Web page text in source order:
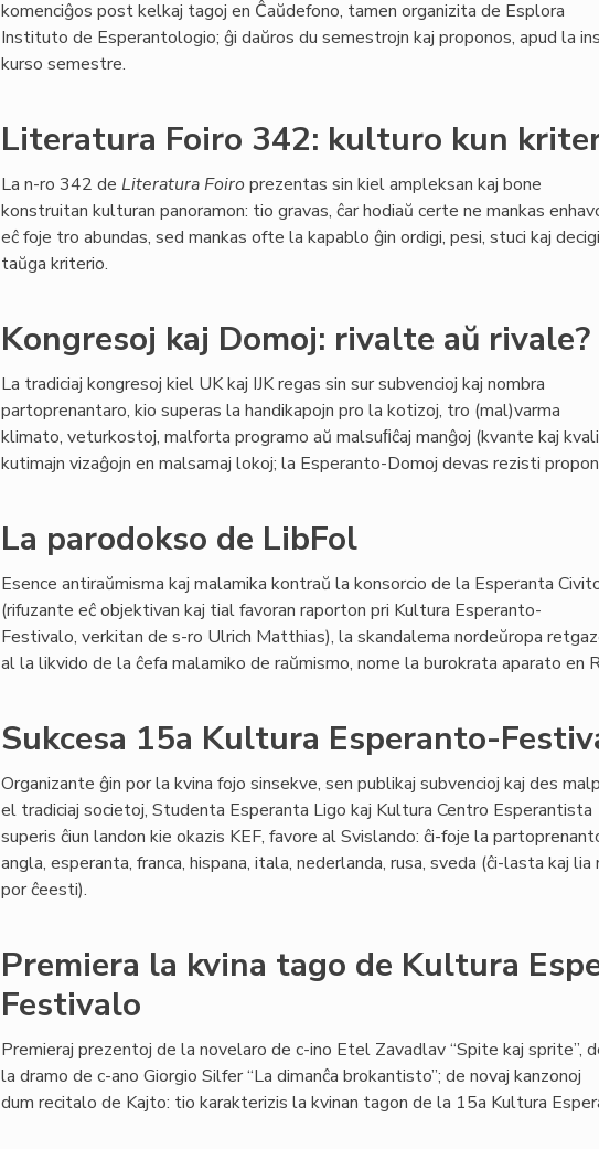
komenciĝos post kelkaj tagoj en Ĉaŭdefono, tamen organizita de Esplora
Instituto de Esperantologio; ĝi daŭros du semestrojn kaj proponos, apud la
kurso semestre.
Literatura Foiro 342: kulturo kun
La n-ro 342 de Literatura Foiroprezentas sin kiel ampleksan kaj bone
konstruitan kulturan panoramon: tio gravas, ĉar hodiaŭ certe ne mankas
eĉ foje tro abundas, sed mankas ofte la kapablo ĝin ordigi, pesi, stuci kaj
taŭga kriterio.
Kongresoj kaj Domoj: rivalte aŭ rivale?
La tradiciaj kongresoj kiel UK kaj IJK regas sin sur subvencioj kaj nombra
partoprenantaro, kio superas la handikapojn pro la kotizoj, tro (mal)varma
klimato, veturkostoj, malforta programo aŭ malsuﬁĉaj manĝoj (kvante kaj
kutimajn vizaĝojn en malsamaj lokoj; la Esperanto-Domoj devas rezisti
La parodokso de LibFol
Esence antiraŭmisma kaj malamika kontraŭ la konsorcio de la Esperanta
(rifuzante eĉ objektivan kaj tial favoran raporton pri Kultura Esperanto-
Festivalo, verkitan de s-ro Ulrich Matthias), la skandalema nordeŭropa
al la likvido de la ĉefa malamiko de raŭmismo, nome la burokrata aparato en
Sukcesa 15a Kultura Esperanto-
Organizante ĝin por la kvina fojo sinsekve, sen publikaj subvencioj kaj des
el tradiciaj societoj, Studenta Esperanta Ligo kaj Kultura Centro Esperantista
superis ĉiun landon kie okazis KEF, favore al Svislando: ĉi-foje la
angla, esperanta, franca, hispana, itala, nederlanda, rusa, sveda (ĉi-lasta kaj
por ĉeesti).
Premiera la kvina tago de Kultura
Festivalo
Premieraj prezentoj de la novelaro de c-ino Etel Zavadlav “Spite kaj sprite”,
la dramo de c-ano Giorgio Silfer “La dimanĉa brokantisto”; de novaj kanzonoj
dum recitalo de Kajto: tio karakterizis la kvinan tagon de la 15a Kultura